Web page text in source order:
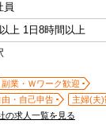
員
上 1日8時間以上
副業・Ｗワーク歓迎
由・自己申告
主婦(夫)
の求人一覧を見る